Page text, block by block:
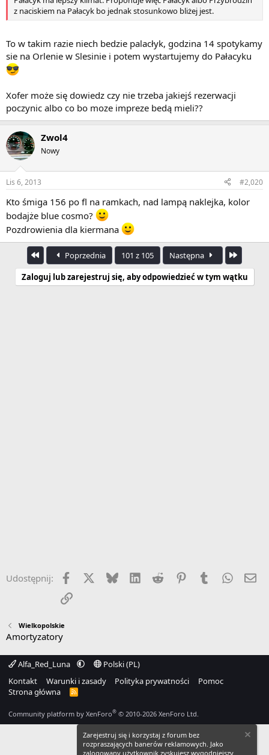
z naciskiem na Pałacyk bo jednak stosunkowo bliżej jest.
To w takim razie niech bedzie palacłyk, godzina 14 spotykamy
sie na Orlenie w Slesinie i potem wystartujemy do Pałacyku
Xofer może się dowiedz czy nie trzeba jakiejś rezerwacji
poczynic albo co bo moze impreze bedą mieli??
Zwol4
Nowy
Lis 6, 2013 #2,020
Kto śmiga 156 po fl na ramkach, nad lampą naklejka, kolor
bodajże blue cosmo?
Pozdrowienia dla kiermana
PierwszyPoprzednia 101 z 105 Następna
Zaloguj lub zarejestruj się, aby odpowiedzieć w tym wątku
Udostępnij: Facebook Bluesky LinkedInReddit PinterestTumblr
Link
Wielkopolskie
Amortyzatory
Alfa_Red_Luna
Polski (PL)
Kontakt
Warunki i zasady Polityka prywatności
Pomoc
Strona główna
R
S
Community platform by XenForo® © 2010-2026 XenForo Ltd.
Zarejestruj się i korzystaj z forum bez
rozpraszających banerów reklamowych. Jako
zalogowany użytkownik zyskujesz wygodniejszy